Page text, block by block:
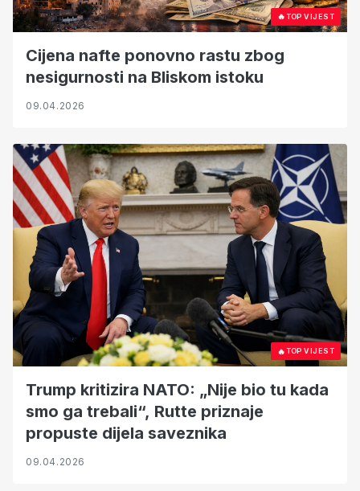
🔥TOP VIJEST
Cijena nafte ponovno rastu zbog
nesigurnosti na Bliskom istoku
09.04.2026
🔥TOP VIJEST
Trump kritizira NATO: „Nije bio tu kada
smo ga trebali“, Rutte priznaje
propuste dijela saveznika
09.04.2026